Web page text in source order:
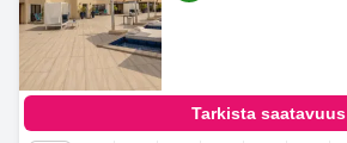
Tarkista saatavuus